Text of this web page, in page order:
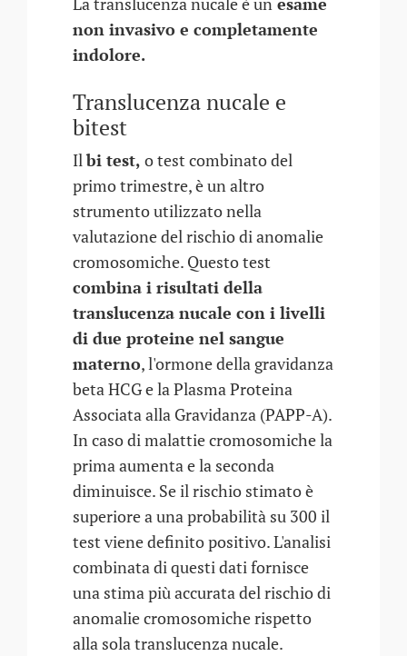
non invasivo e completamente
indolore.
Translucenza nucale e
bitest
Ilbi test, o test combinato del
primo trimestre, è un altro
strumento utilizzato nella
valutazione del rischio di anomalie
cromosomiche. Questo test
combina i risultati della
translucenza nucale con i livelli
di due proteine nel sangue
materno, l'ormone della gravidanza
beta HCG e la Plasma Proteina
Associata alla Gravidanza (PAPP-A).
In caso di malattie cromosomiche la
prima aumenta e la seconda
diminuisce. Se il rischio stimato è
superiore a una probabilità su 300 il
test viene definito positivo. L'analisi
combinata di questi dati fornisce
una stima più accurata del rischio di
anomalie cromosomiche rispetto
alla sola translucenza nucale.